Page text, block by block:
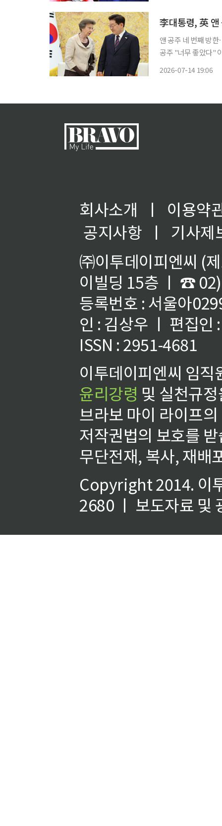
李대통령, 英
앤 공주 네 번째 방
공주 "너무 좋았다" 이재명 대통령이 14일 오후 청와대에서 영국 찰스 3세 국왕의 동생 앤 공
2026-07-14 19:06
회사소개 ㅣ
이용약
공지사항
ㅣ
기사제
㈜이투데이피엔씨 (
이빌딩 15층 ㅣ ☎
등록번호 : 서울아
인 : 김상우 ㅣ 편집인
ISSN : 2951-4681
이투데이피엔씨 임
윤리강령 및 실천규
브라보 마이 라이프
저작권법의 보호를
무단전재, 복사, 재배
Copyright 2014. 이
2680 ㅣ 보도자료